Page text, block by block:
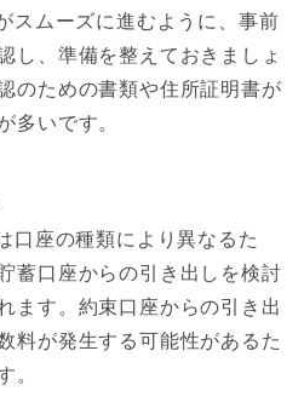
スムーズに進むように、事前
し、準備を整えておきましょ
のための書類や住所証明書が
多いです。
口座の種類により異なるた
蓄口座からの引き出しを検討
ます。約束口座からの引き出
料が発生する可能性があるた
。